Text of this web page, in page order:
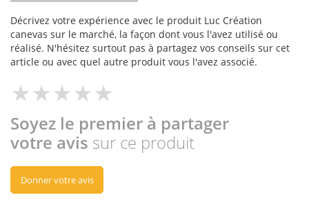
Décrivez votre expérience avec le produit Luc Création
canevas sur le marché, la façon dont vous l'avez utilisé ou
réalisé. N'hésitez surtout pas à partagez vos conseils sur cet
article ou avec quel autre produit vous l'avez associé.
Soyez le premier à partager
votre avis sur ce produit
Donner votre avis